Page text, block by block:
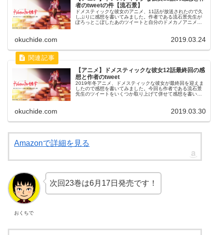
者のtweetの件【流石景】
ドメスティックな彼女のアニメ、11話が放送されたので久
しぶりに感想を書いてみました。作者である流石景先生が
ぽろっとこぼしたあのツイートと自分のドメカノアニメに
okuchide.com 2019.03.24
【アニメ】ドメスティックな彼女12話最終回の感
想と作者のtweet
2019年冬アニメ、ドメスティックな彼女が最終回を迎えま
したので感想を書いてみました。今回も作者である流石景
先生のツイートをいくつか取り上げて併せて感想を書いて
okuchide.com 2019.03.30
Amazonで詳細を見る
おくちで
次回23巻は6月17日発売です！